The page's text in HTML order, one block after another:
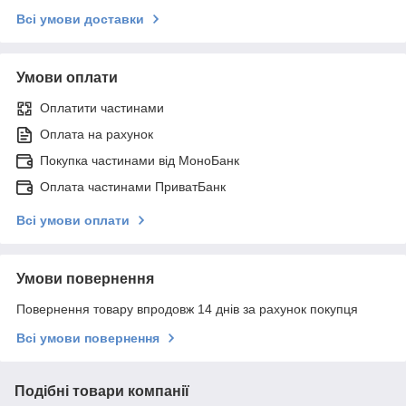
Всі умови доставки
Умови оплати
Оплатити частинами
Оплата на рахунок
Покупка частинами від МоноБанк
Оплата частинами ПриватБанк
Всі умови оплати
Умови повернення
Повернення товару впродовж 14 днів за рахунок покупця
Всі умови повернення
Подібні товари компанії